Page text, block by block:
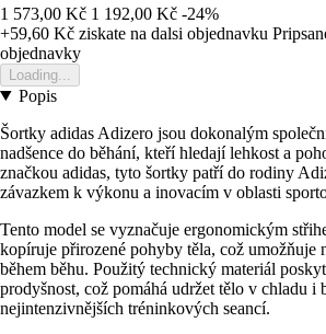
1 573,00 Kč 1 192,00 Kč -24%
+59,60 Kč ziskate na dalsi objednavku
objednavky
Loading...
Popis
Šortky adidas Adizero jsou dokonalým
nadšence do běhání, kteří hledají lehkost a
značkou adidas, tyto šortky patří do rodiny
závazkem k výkonu a inovacím v oblasti
Tento model se vyznačuje ergonomickým
kopíruje přirozené pohyby těla, což umožňuje
během běhu. Použitý technický materiál
prodyšnost, což pomáhá udržet tělo v chladu i
nejintenzivnějších tréninkových seancí.